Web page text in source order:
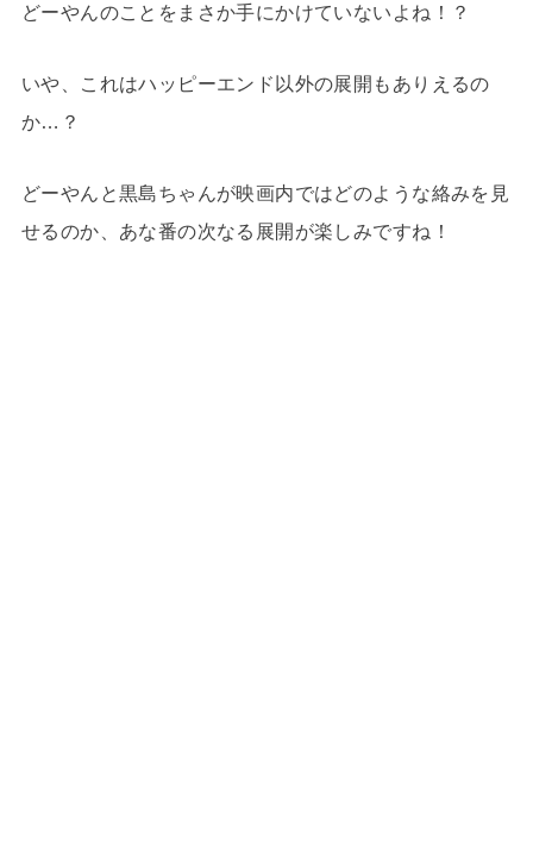
どーやんのことをまさか手にかけていないよね！？
いや、これはハッピーエンド以外の展開もありえるの
か…？
どーやんと黒島ちゃんが映画内ではどのような絡みを見
せるのか、あな番の次なる展開が楽しみですね！